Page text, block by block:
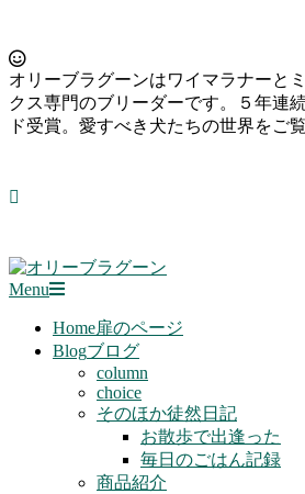
Skip
to
content
オリーブラグーンはワイマラナーと
クス専門のブリーダーです。５年連
ド受賞。愛すべき犬たちの世界をご
Primary
Menu
Menu
Home扉のページ
Blogブログ
column
choice
そのほか徒然日記
お散歩で出逢った
毎日のごはん記録
商品紹介